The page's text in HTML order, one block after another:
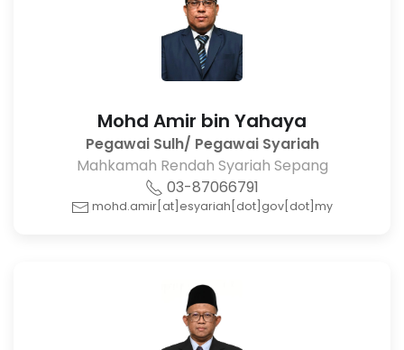
Mohd Amir bin Yahaya
Pegawai Sulh/ Pegawai Syariah
Mahkamah Rendah Syariah Sepang
03-87066791
mohd.amir[at]esyariah[dot]gov[dot]my